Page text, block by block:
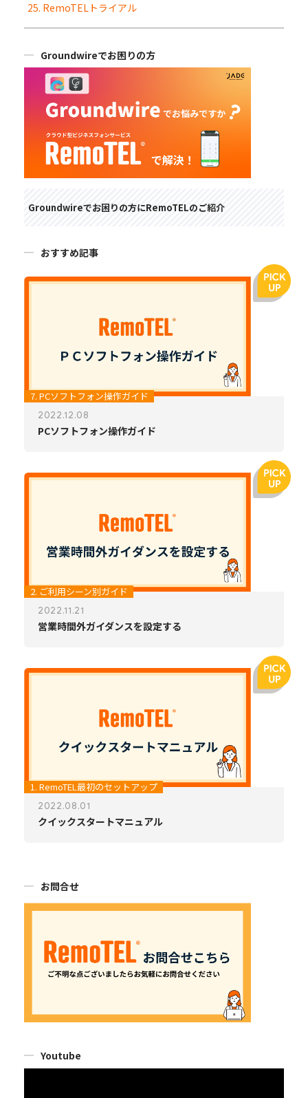
25. RemoTELトライアル
Groundwireでお困りの方
Groundwireでお困りの方にRemoTELのご紹介
おすすめ記事
7. PCソフトフォン操作ガイド
2022.12.08
PCソフトフォン操作ガイド
2. ご利用シーン別ガイド
2022.11.21
営業時間外ガイダンスを設定する
1. RemoTEL最初のセットアップ
2022.08.01
クイックスタートマニュアル
お問合せ
Youtube